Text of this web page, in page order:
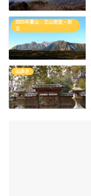
2021年夏山：立山室堂～折
立
山歩き